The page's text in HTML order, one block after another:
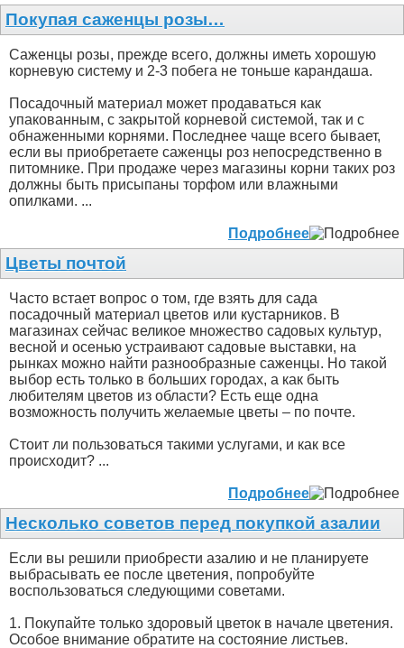
Покупая саженцы розы…
Саженцы розы, прежде всего, должны иметь хорошую
корневую систему и 2-3 побега не тоньше карандаша.
Посадочный материал может продаваться как
упакованным, с закрытой корневой системой, так и с
обнаженными корнями. Последнее чаще всего бывает,
если вы приобретаете саженцы роз непосредственно в
питомнике. При продаже через магазины корни таких роз
должны быть присыпаны торфом или влажными
опилками. ...
Подробнее
Цветы почтой
Часто встает вопрос о том, где взять для сада
посадочный материал цветов или кустарников. В
магазинах сейчас великое множество садовых культур,
весной и осенью устраивают садовые выставки, на
рынках можно найти разнообразные саженцы. Но такой
выбор есть только в больших городах, а как быть
любителям цветов из области? Есть еще одна
возможность получить желаемые цветы – по почте.
Стоит ли пользоваться такими услугами, и как все
происходит? ...
Подробнее
Несколько советов перед покупкой азалии
Если вы решили приобрести азалию и не планируете
выбрасывать ее после цветения, попробуйте
воспользоваться следующими советами.
1. Покупайте только здоровый цветок в начале цветения.
Особое внимание обратите на состояние листьев.